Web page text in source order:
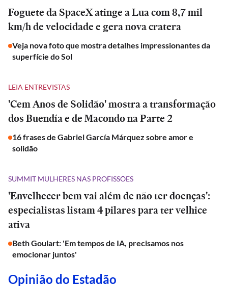
Foguete da SpaceX atinge a Lua com 8,7 mil
km/h de velocidade e gera nova cratera
Veja nova foto que mostra detalhes impressionantes da
superfície do Sol
LEIA ENTREVISTAS
'Cem Anos de Solidão' mostra a transformação
dos Buendía e de Macondo na Parte 2
16 frases de Gabriel García Márquez sobre amor e
solidão
SUMMIT MULHERES NAS PROFISSÕES
'Envelhecer bem vai além de não ter doenças':
especialistas listam 4 pilares para ter velhice
ativa
Beth Goulart: 'Em tempos de IA, precisamos nos
emocionar juntos'
Opinião do Estadão